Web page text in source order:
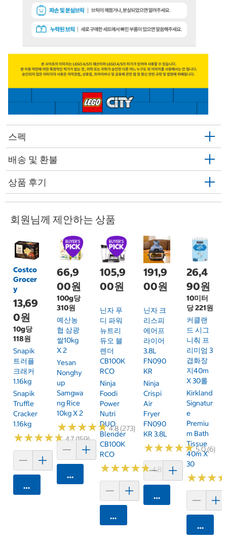
스펙
배송 및 환불
상품 후기
회원님께 제안하는 상품
Costco
Grocer
y
13,69
0원
10g당
118원
Snapik
트러플
크래커
1.16kg
Snapik
Truffle
Cracker
1.16kg
★★★★★
★★★★★4.7 (159)
카트에 담기
66,9
00원
100g당
310원
예산농
협 삼광
쌀10kg
X 2
Yesan
Nonghy
Up
Samgwa
Ng Rice
10kg X 2
★★★★★
★★★★★4.8 (273)
카트에 담기
105,9
00원
닌자 푸
디 파워
뉴트리
듀오 블
렌더
CB100K
RCO
Ninja
Foodi
Power
Nutri
DUO
Blender
CB100K
RCO
★★★★★
★★★★★4.8 (250)
카트에 담기
191,9
00원
닌자 크
리스피
에어프
라이어
3.8L
FN090
KR
Ninja
Crispi
Air
Fryer
FN090
KR 3.8L
★★★★★
★★★★★5.0 (6)
카트에 담기
26,4
90원
10미터
당 221원
커클랜
드 시그
니춰 프
리미엄 3
겹화장
지40m
X 30롤
Kirkland
Signatur
E
Premiu
M Bath
Tissue
40m X
30
★★★
★★★
카트에